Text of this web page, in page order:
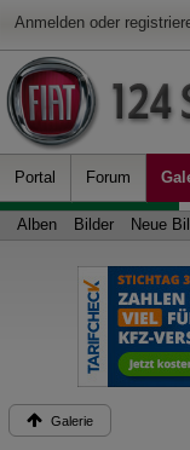
Anmelden oder
Portal Forum
Alben Bilder Neue
Galerie